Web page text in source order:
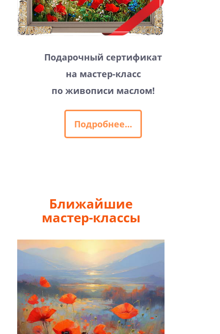
Подарочный сертификат
на мастер-класс
по живописи маслом!
Подробнее...
Ближайшие
мастер-классы